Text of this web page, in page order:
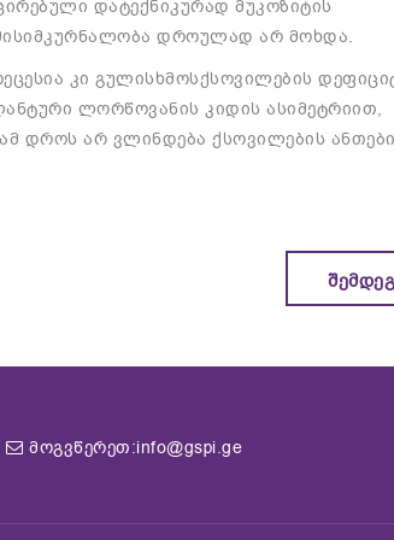
დატექნიკურად მუკოზიტის
მკურნალობა დროულად არ მოხდა.
კი გულისხმოსქსოვილების
ლორწოვანის კიდის ასიმეტრიით,
ამ დროს არ ვლინდება ქსოვილების
მოგვწერეთ:info@gspi.ge